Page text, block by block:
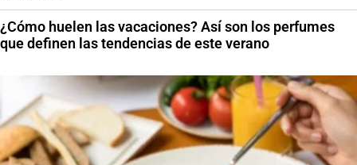
¿Cómo huelen las vacaciones? Así son los perfumes
que definen las tendencias de este verano